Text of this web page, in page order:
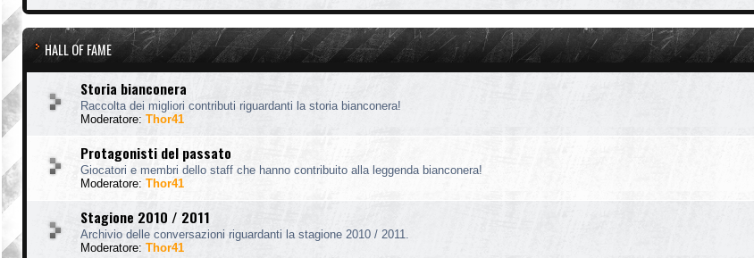
HALL OF FAME
Storia bianconera
Raccolta dei migliori contributi riguardanti la storia bianconera!
Moderatore: Thor41
Protagonisti del passato
Giocatori e membri dello staff che hanno contribuito alla leggenda bianconera!
Moderatore: Thor41
Stagione 2010 / 2011
Archivio delle conversazioni riguardanti la stagione 2010 / 2011.
Moderatore: Thor41